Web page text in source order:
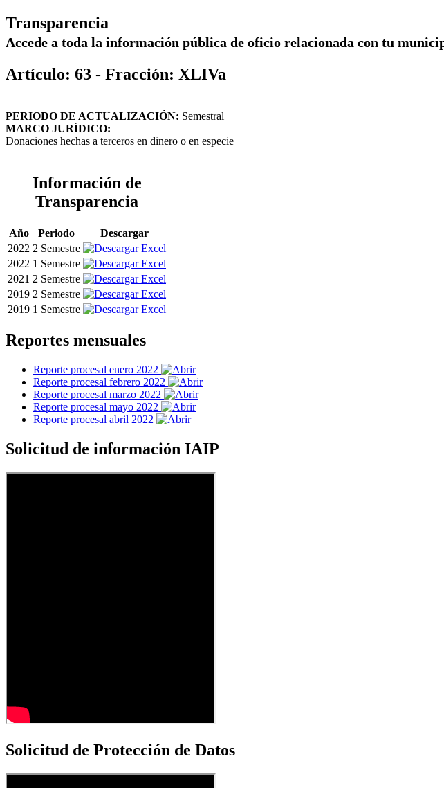
Transparencia
Accede a toda la información pública de oficio relacionada con tu
Artículo: 63 - Fracción: XLIVa
PERIODO DE ACTUALIZACIÓN: Semestral
MARCO JURÍDICO:
Donaciones hechas a terceros en dinero o en especie
Información de
Transparencia
Año Periodo
Descargar
2022 2 Semestre
2022 1 Semestre
2021 2 Semestre
2019 2 Semestre
2019 1 Semestre
Reportes mensuales
Reporte procesal enero 2022
Reporte procesal febrero 2022
Reporte procesal marzo 2022
Reporte procesal mayo 2022
Reporte procesal abril 2022
Solicitud de información IAIP
Solicitud de Protección de Datos